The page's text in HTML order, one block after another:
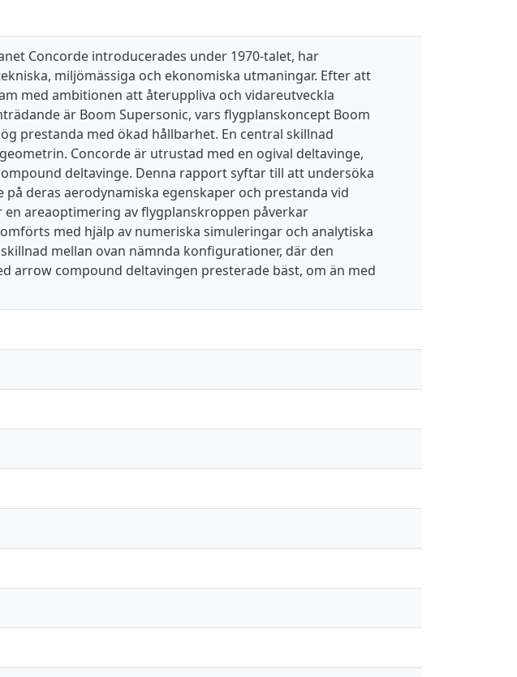
Concorde introducerades under 1970-talet, har
miljömässiga och ekonomiska utmaningar. Efter att
med ambitionen att återuppliva och vidareutveckla
är Boom Supersonic, vars flygplanskoncept Boom
prestanda med ökad hållbarhet. En central skillnad
Concorde är utrustad med en ogival deltavinge,
deltavinge. Denna rapport syftar till att undersöka
deras aerodynamiska egenskaper och prestanda vid
areaoptimering av flygplanskroppen påverkar
med hjälp av numeriska simuleringar och analytiska
mellan ovan nämnda konfigurationer, där den
arrow compound deltavingen presterade bäst, om än med